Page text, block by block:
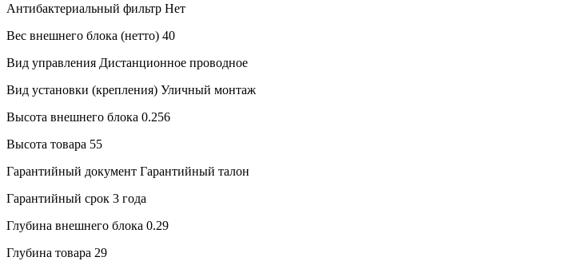
Антибактериальный фильтр Нет
Вес внешнего блока (нетто) 40
Вид управления Дистанционное проводное
Вид установки (крепления) Уличный монтаж
Высота внешнего блока 0.256
Высота товара 55
Гарантийный документ Гарантийный талон
Гарантийный срок 3 года
Глубина внешнего блока 0.29
Глубина товара 29